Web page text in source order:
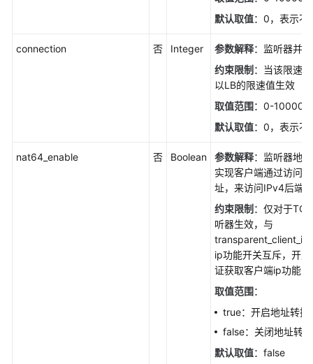
默认取值：0，表示不
connection 否 Integer 参数解释：监听器并
约束限制 ：当该限速
以LB的限速值生效
取值范围：0-
默认取值：0，表示不
nat64_enable 否 Boolean 参数解释：监听器地
实现客户端通过访问
址，来访问IPv4后端
约束限制 ：仅对于
听器生效，与
ip功能开关互斥，开
证获取客户端ip功能关
取值范围：
true：开启地址转换
false：关闭地址转
默认取值：false